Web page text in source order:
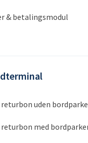
& betalingsmodul
returbon uden
returbon med